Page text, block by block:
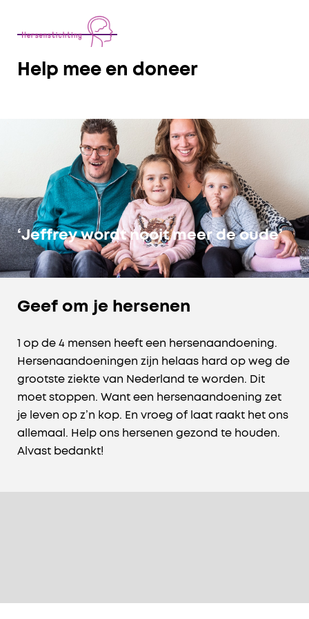
Help mee en doneer
‘Jeffrey wordt nooit meer de oude’
Geef om je hersenen
1 op de 4 mensen heeft een hersenaandoening.
Hersenaandoeningen zijn helaas hard op weg de
grootste ziekte van Nederland te worden. Dit
moet stoppen. Want een hersenaandoening zet
je leven op z’n kop. En vroeg of laat raakt het ons
allemaal. Help ons hersenen gezond te houden.
Alvast bedankt!